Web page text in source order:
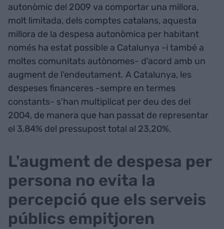
autonòmic del 2009 va comportar una millora,
molt limitada, dels comptes catalans, aquesta
millora de la despesa autonòmica per habitant
només ha estat possible a Catalunya -i també a
moltes comunitats autònomes- d'acord amb un
augment de l'endeutament. A Catalunya, les
despeses financeres -sempre en termes
constants- s'han multiplicat per deu des del
2004, de manera que han passat de representar
el 3,84% del pressupost total al 23,20%.
L'augment de despesa per
persona no evita la
percepció que els serveis
públics empitjoren